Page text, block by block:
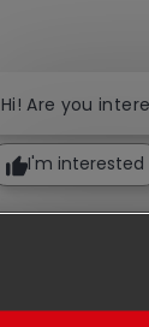
Hi! Are you
I'm interested